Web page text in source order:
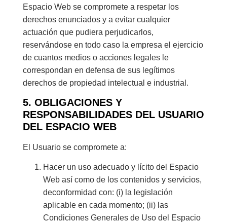
Espacio Web se compromete a respetar los
derechos enunciados y a evitar cualquier
actuación que pudiera perjudicarlos,
reservándose en todo caso la empresa el ejercicio
de cuantos medios o acciones legales le
correspondan en defensa de sus legítimos
derechos de propiedad intelectual e industrial.
5. OBLIGACIONES Y
RESPONSABILIDADES DEL USUARIO
DEL ESPACIO WEB
El Usuario se compromete a:
Hacer un uso adecuado y lícito del Espacio
Web así como de los contenidos y servicios,
deconformidad con: (i) la legislación
aplicable en cada momento; (ii) las
Condiciones Generales de Uso del Espacio